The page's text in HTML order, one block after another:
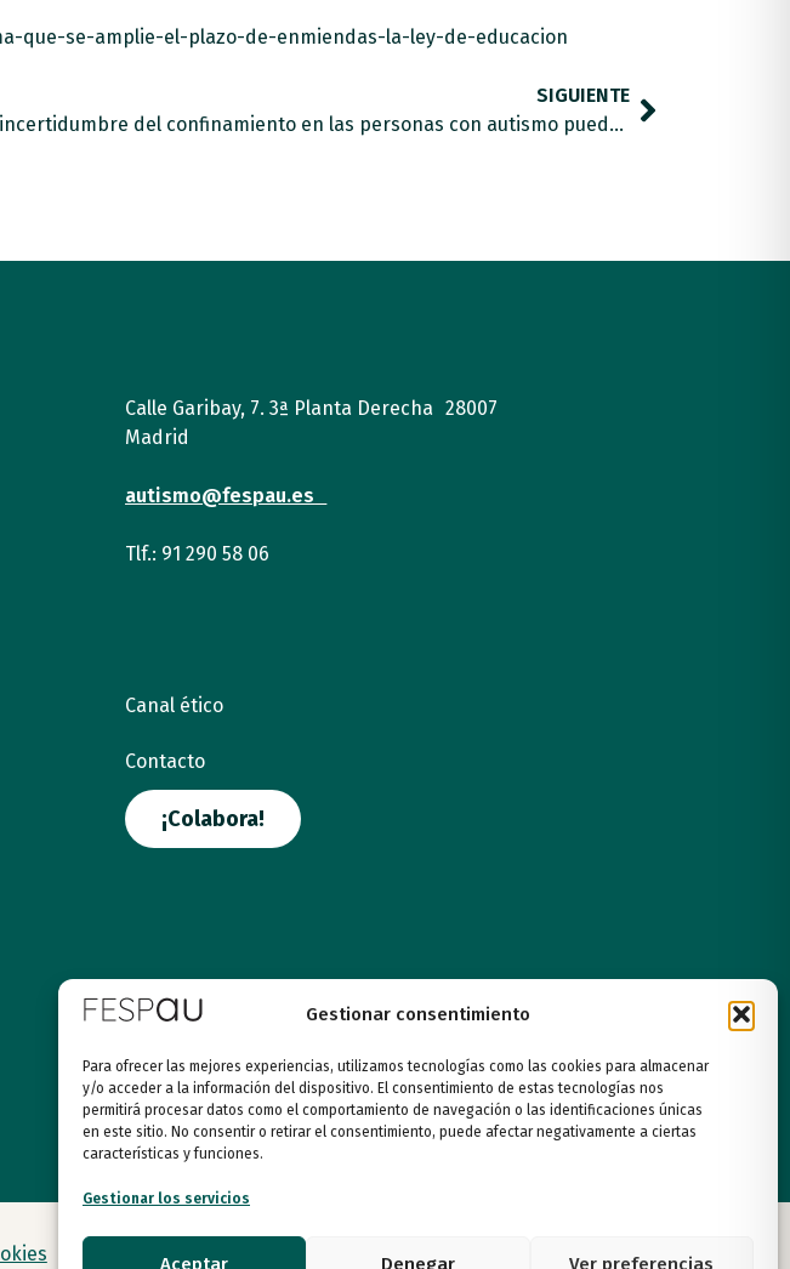
Gestionar consentimiento
Para ofrecer las mejores experiencias, utilizamos tecnologías como las cookies para almacenar
y/o acceder a la información del dispositivo. El consentimiento de estas tecnologías nos
permitirá procesar datos como el comportamiento de navegación o las identificaciones únicas
en este sitio. No consentir o retirar el consentimiento, puede afectar negativamente a ciertas
características y funciones.
Gestionar los servicios
Aceptar Denegar Ver preferencias
que-se-amplie-el-plazo-de-enmiendas-la-ley-de-educacion
SIGUIENTE
La incertidumbre del confinamiento en las personas con autismo puede hacer que retrocedan sus avances
Calle Garibay, 7. 3ª Planta Derecha 28007
Madrid
autismo@fespau.es
Tlf.: 91 290 58 06
Canal ético
Contacto
¡Colabora!